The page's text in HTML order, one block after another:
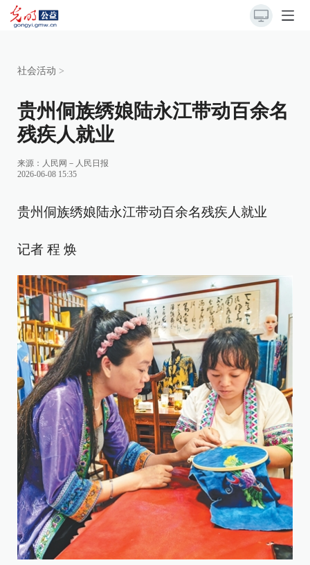
社会活动 >
贵州侗族绣娘陆永江带动百余名
残疾人就业
来源： 人民网－人民日报
2026-06-08 15:35
贵州侗族绣娘陆永江带动百余名残疾人就业
记者 程 焕